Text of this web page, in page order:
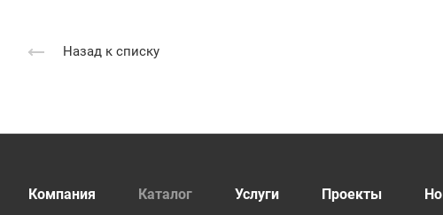
Назад к списку
Компания Каталог Услуги Проекты